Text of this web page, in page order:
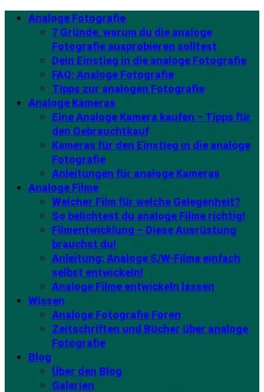
Analoge Fotografie
7 Gründe, warum du die analoge
Fotografie ausprobieren solltest
Dein Einstieg in die analoge Fotografie
FAQ: Analoge Fotografie
Tipps zur analogen Fotografie
Analoge Kameras
Eine Analoge Kamera kaufen – Tipps für
den Gebrauchtkauf
Kameras für den Einstieg in die analoge
Fotografie
Anleitungen für analoge Kameras
Analoge Filme
Welcher Film für welche Gelegenheit?
So belichtest du analoge Filme richtig!
Filmentwicklung – Diese Ausrüstung
brauchst du!
Anleitung: Analoge S/W-Filme einfach
selbst entwickeln!
Analoge Filme entwickeln lassen
Wissen
Analoge Fotografie Foren
Zeitschriften und Bücher über analoge
Fotografie
Blog
Über den Blog
Galerien